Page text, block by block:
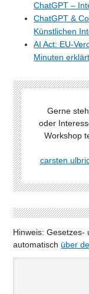
ChatGPT –
ChatGPT &
Künstlichen
AI Act: EU-
Minuten erklärt
Gerne
oder
Workshop
Hinweis: Gesetzes-
automatisch über